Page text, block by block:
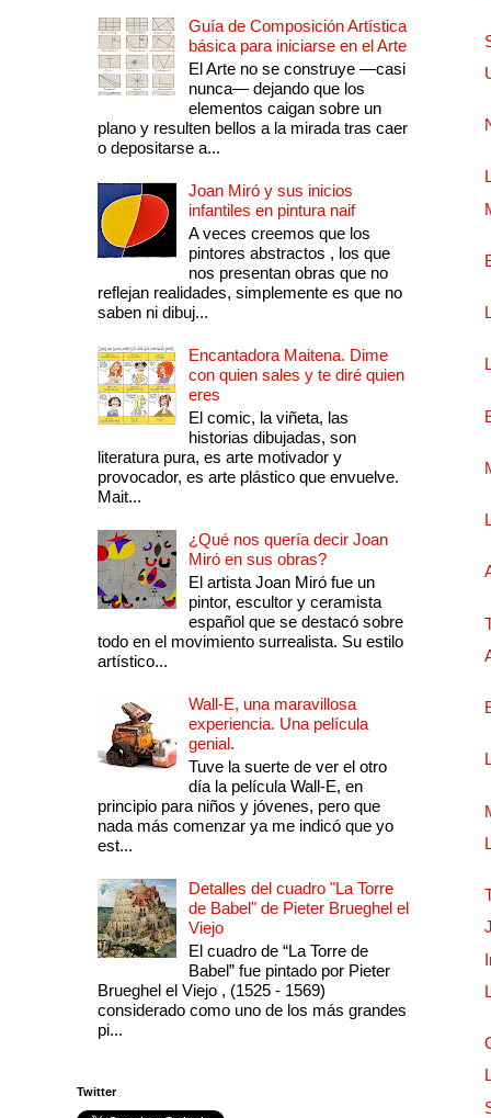
Guía de Composición Artística
básica para iniciarse en el Arte
El Arte no se construye —casi
nunca— dejando que los
elementos caigan sobre un
plano y resulten bellos a la mirada tras caer
o depositarse a...
Joan Miró y sus inicios
infantiles en pintura naif
A veces creemos que los
pintores abstractos , los que
nos presentan obras que no
reflejan realidades, simplemente es que no
saben ni dibuj...
Encantadora Maitena. Dime
con quien sales y te diré quien
eres
El comic, la viñeta, las
historias dibujadas, son
literatura pura, es arte motivador y
provocador, es arte plástico que envuelve.
Mait...
¿Qué nos quería decir Joan
Miró en sus obras?
El artista Joan Miró fue un
pintor, escultor y ceramista
español que se destacó sobre
todo en el movimiento surrealista. Su estilo
artístico...
Wall-E, una maravillosa
experiencia. Una película
genial.
Tuve la suerte de ver el otro
día la película Wall-E, en
principio para niños y jóvenes, pero que
nada más comenzar ya me indicó que yo
est...
Detalles del cuadro "La Torre
de Babel" de Pieter Brueghel el
Viejo
El cuadro de “La Torre de
Babel” fue pintado por Pieter
Brueghel el Viejo , (1525 - 1569)
considerado como uno de los más grandes
pi...
Twitter